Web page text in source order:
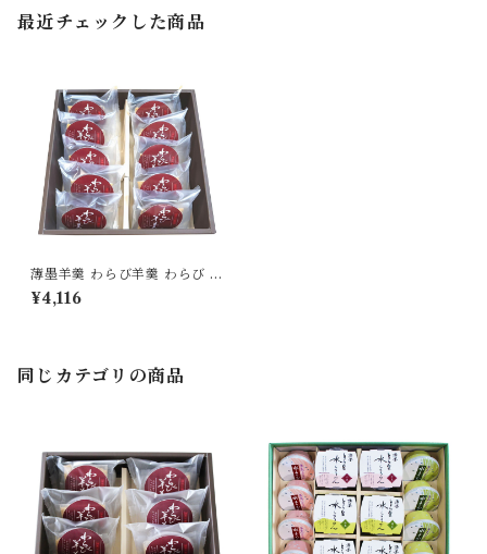
最近チェックした商品
薄墨羊羹 わらび羊羹 わらび 1
0個入り セット 羊羹 ようかん
詰合せ 和菓子 スイーツ 食品
¥4,116
同じカテゴリの商品